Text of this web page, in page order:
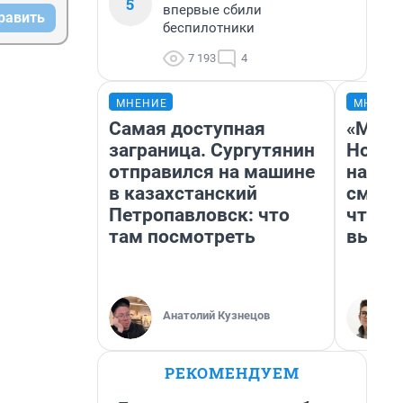
впервые сбили
беспилотники
7 193 4
МНЕНИЕ
Самая доступная
заграница. Сургутянин
отправился на машине
в казахстанский
Петропавловск: что
там посмотреть
Анатолий Кузнецов
«Мы
РЕКОМЕНДУЕМ